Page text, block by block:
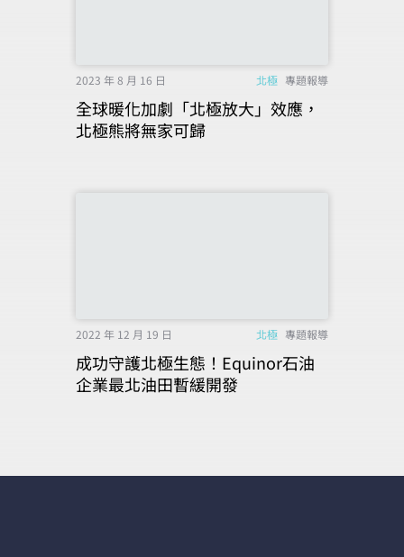
2023 年 8 月 16 日 北極 專題報導
全球暖化加劇「北極放大」效應，
北極熊將無家可歸
2022 年 12 月 19 日 北極 專題報導
成功守護北極生態！Equinor石油
企業最北油田暫緩開發